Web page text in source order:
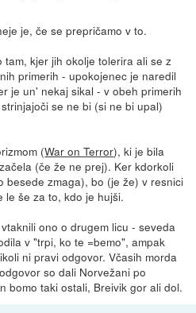
je, če se prepričamo v to.
tam, kjer jih okolje tolerira ali se z
primerih - upokojenec je naredil
je un' nekaj sikal - v obeh primerih
se ne bi (si ne bi upal)
(War on Terror), ki je bila
(če že ne prej). Ker kdorkoli
besede zmaga), bo (je že) v resnici
le še za to, kdo je hujši.
ono o drugem licu - seveda
v "trpi, ko te =bemo", ampak
ni pravi odgovor. Včasih morda
so dali Norvežani po
bomo taki ostali, Breivik gor ali dol.